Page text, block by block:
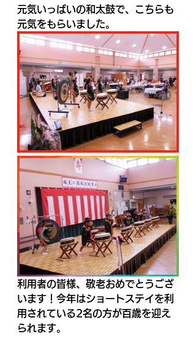
元気いっぱいの和太鼓で、こちらも
元気をもらいました。
利用者の皆様、敬老おめでとうござ
います！今年はショートステイを利
用されている2名の方が百歳を迎え
られます。